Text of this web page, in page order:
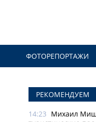
ФОТОРЕПОРТАЖИ
РЕКОМЕНДУЕМ
14:23 Михаил